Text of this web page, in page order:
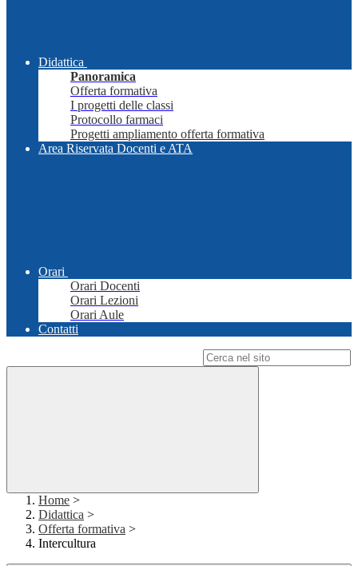
Didattica
Panoramica
Offerta formativa
I progetti delle classi
Protocollo farmaci
Progetti ampliamento offerta formativa
Area Riservata Docenti e ATA
Orari
Orari Docenti
Orari Lezioni
Orari Aule
Contatti
Home >
Didattica >
Offerta formativa >
Intercultura